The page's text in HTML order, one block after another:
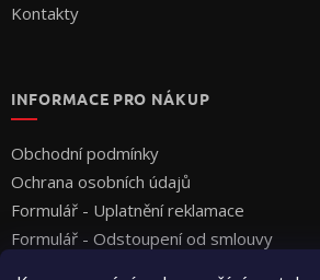
Kontakty
INFORMACE PRO NÁKUP
Obchodní podmínky
Ochrana osobních údajů
Formulář - Uplatnění reklamace
Formulář - Odstoupení od smlouvy